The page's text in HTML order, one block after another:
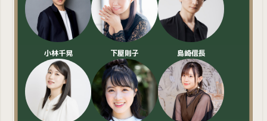
小林千晃 下屋則子 島崎信長